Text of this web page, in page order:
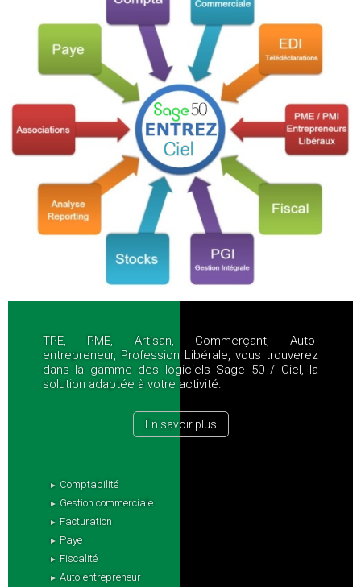
TPE, PME, Artisan, Commerçant, Auto-
entrepreneur, Profession Libérale, vous trouverez
dans la gamme des logiciels Sage 50 / Ciel, la
solution adaptée à votre activité.
En savoir plus
Comptabilité
Gestion commerciale
Facturation
Paye
Fiscalité
Auto-entrepreneur